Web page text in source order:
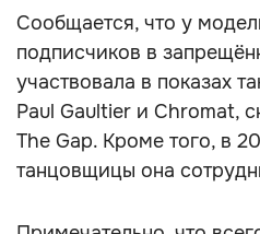
Сообщается, что у
подписчиков в
участвовала в показах
Paul Gaultier и Chromat,
The Gap. Кроме того, в
танцовщицы она